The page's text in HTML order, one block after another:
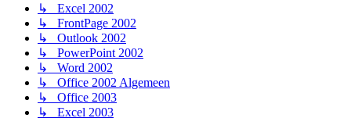
↳ Excel 2002
↳ FrontPage 2002
↳ Outlook 2002
↳ PowerPoint 2002
↳ Word 2002
↳ Office 2002 Algemeen
↳ Office 2003
↳ Excel 2003